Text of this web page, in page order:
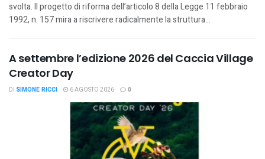
svolta. Il progetto di riforma dell’articolo 8 della Legge 11 febbraio
1992, n. 157 mira a riscrivere radicalmente la struttura...
A settembre l’edizione 2026 del Caccia Village
Creator Day
DI SIMONE RICCI 6 AGOSTO 2026 0